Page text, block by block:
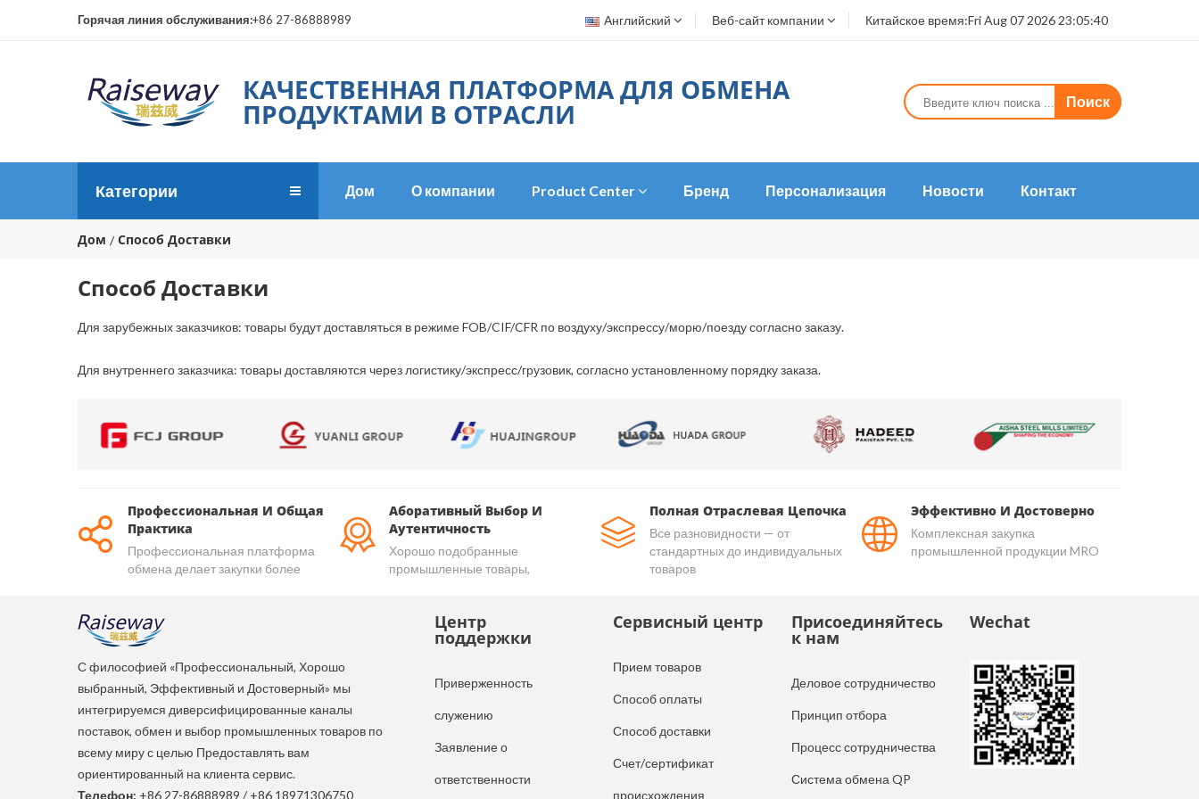
Горячая линия обслуживания:+86 27-86888989 Английский Веб-сайт компании Китайское время:Fri Aug 07 2026 23:05:40
КАЧЕСТВЕННАЯ ПЛАТФОРМА ДЛЯ ОБМЕНА
ПРОДУКТАМИ В ОТРАСЛИ Поиск
Категории Дом О компании Product Center Бренд Персонализация Новости Контакт
Дом Способ Доставки
Способ Доставки
Для зарубежных заказчиков: товары будут доставляться в режиме FOB/CIF/CFR по воздуху/экспрессу/морю/поезду согласно заказу.
Для внутреннего заказчика: товары доставляются через логистику/экспресс/грузовик, согласно установленному порядку заказа.
Профессиональная И Общая
Практика
Профессиональная платформа
обмена делает закупки более
Аборативный Выбор И
Аутентичность
Хорошо подобранные
промышленные товары,
Полная Отраслевая Цепочка
Все разновидности — от
стандартных до индивидуальных
товаров
Эффективно И Достоверно
Комплексная закупка
промышленной продукции MRO
С философией «Профессиональный, Хорошо
выбранный, Эффективный и Достоверный» мы
интегрируемся диверсифицированные каналы
поставок, обмен и выбор промышленных товаров по
всему миру с целью Предоставлять вам
ориентированный на клиента сервис.
Телефон: +86 27-86888989 / +86 18971306750
Центр
поддержки
Приверженность
служению
Заявление о
ответственности
Сервисный центр
Прием товаров
Способ оплаты
Способ доставки
Счет/сертификат
происхождения
Присоединяйтесь
к нам
Деловое сотрудничество
Принцип отбора
Процесс сотрудничества
Система обмена QP
Wechat